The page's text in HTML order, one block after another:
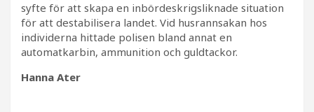
syfte för att skapa en inbördeskrigsliknade situation
för att destabilisera landet. Vid husrannsakan hos
individerna hittade polisen bland annat en
automatkarbin, ammunition och guldtackor.
Hanna Ater